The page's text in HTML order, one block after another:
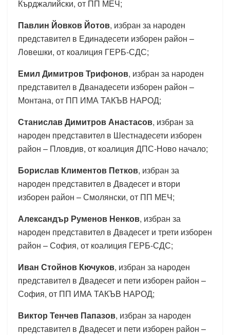
Кърджалийски, от ПП МЕЧ;
Павлин Йовков Йотов, избран за народен
представител в Единадесети изборен район –
Ловешки, от коалиция ГЕРБ-СДС;
Емил Димитров Трифонов, избран за народен
представител в Дванадесети изборен район –
Монтана, от ПП ИМА ТАКЪВ НАРОД;
Станислав Димитров Анастасов, избран за
народен представител в Шестнадесети изборен
район – Пловдив, от коалиция ДПС-Ново начало;
Борислав Климентов Петков, избран за
народен представител в Двадесет и втори
изборен район – Смолянски, от ПП МЕЧ;
Александър Руменов Ненков, избран за
народен представител в Двадесет и трети изборен
район – София, от коалиция ГЕРБ-СДС;
Иван Стойнов Кючуков, избран за народен
представител в Двадесет и пети изборен район –
София, от ПП ИМА ТАКЪВ НАРОД;
Виктор Тенчев Папазов, избран за народен
представител в Двадесет и пети изборен район –